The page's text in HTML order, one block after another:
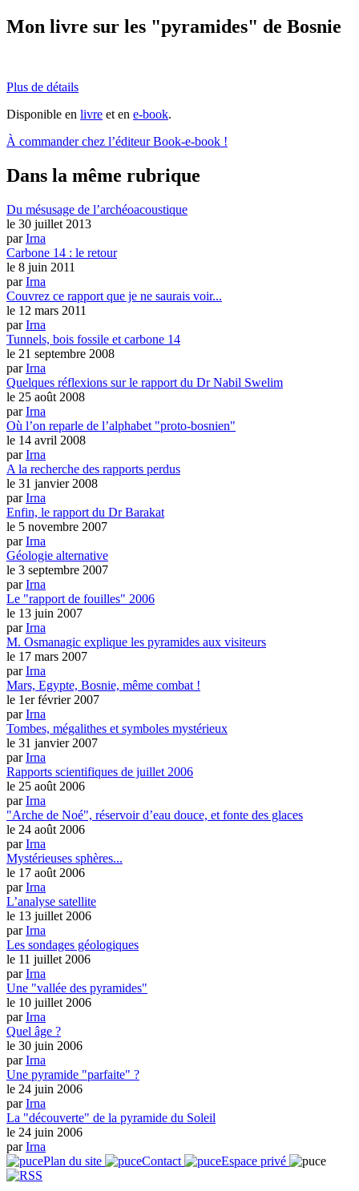
Mon livre sur les "pyramides" de Bosnie
Plus de détails
Disponible en livre et en e-book.
À commander chez l’éditeur Book-e-book !
Dans la même rubrique
Du mésusage de l’archéoacoustique
le 30 juillet 2013
parIrna
Carbone 14 : le retour
le 8 juin 2011
parIrna
Couvrez ce rapport que je ne saurais voir...
le 12 mars 2011
parIrna
Tunnels, bois fossile et carbone 14
le 21 septembre 2008
parIrna
Quelques réflexions sur le rapport du Dr Nabil Swelim
le 25 août 2008
parIrna
Où l’on reparle de l’alphabet "proto-bosnien"
le 14 avril 2008
parIrna
A la recherche des rapports perdus
le 31 janvier 2008
parIrna
Enfin, le rapport du Dr Barakat
le 5 novembre 2007
parIrna
Géologie alternative
le 3 septembre 2007
parIrna
Le "rapport de fouilles" 2006
le 13 juin 2007
parIrna
M. Osmanagic explique les pyramides aux visiteurs
le 17 mars 2007
parIrna
Mars, Egypte, Bosnie, même combat !
le 1er février 2007
parIrna
Tombes, mégalithes et symboles mystérieux
le 31 janvier 2007
parIrna
Rapports scientifiques de juillet 2006
le 25 août 2006
parIrna
"Arche de Noé", réservoir d’eau douce, et fonte des glaces
le 24 août 2006
parIrna
Mystérieuses sphères...
le 17 août 2006
parIrna
L’analyse satellite
le 13 juillet 2006
parIrna
Les sondages géologiques
le 11 juillet 2006
parIrna
Une "vallée des pyramides"
le 10 juillet 2006
parIrna
Quel âge ?
le 30 juin 2006
parIrna
Une pyramide "parfaite" ?
le 24 juin 2006
parIrna
La "découverte" de la pyramide du Soleil
le 24 juin 2006
parIrna
Plan du site
Contact Espace privé